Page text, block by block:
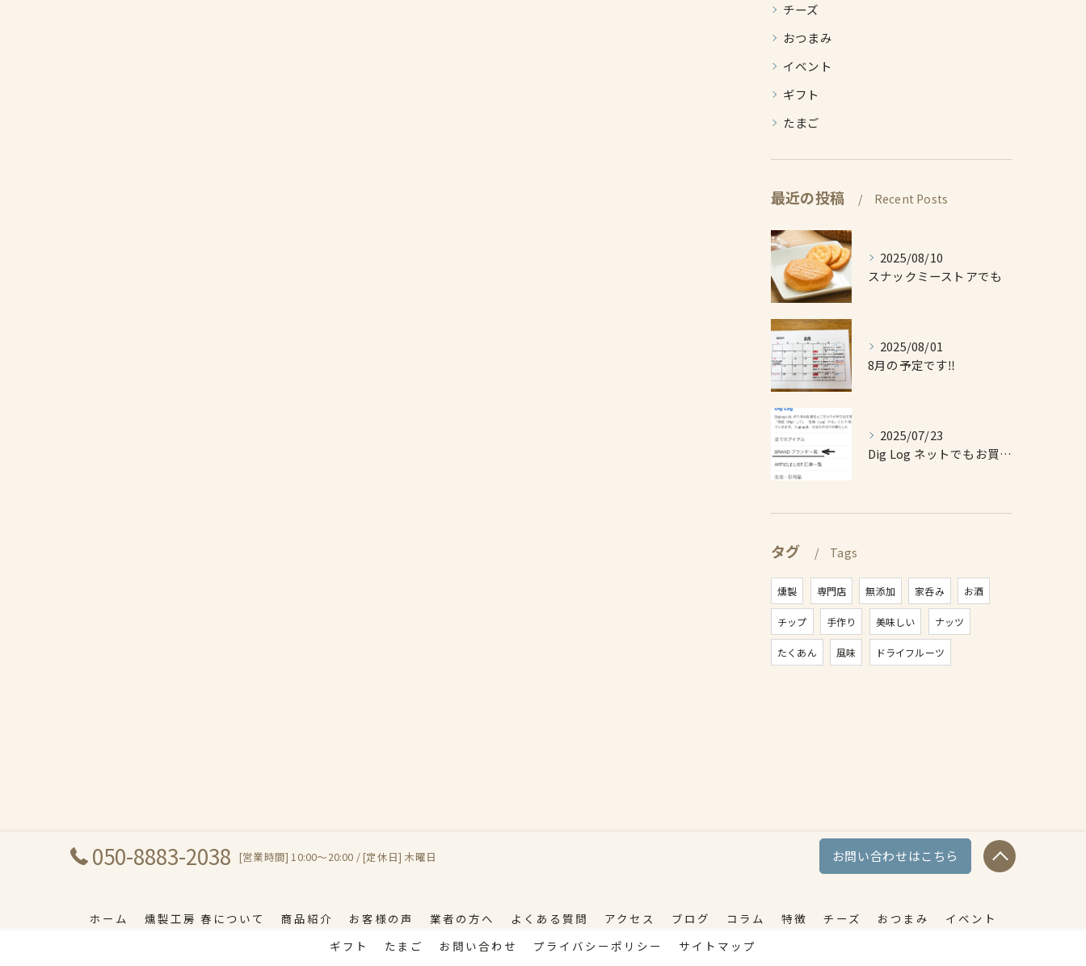
チーズ
おつまみ
イベント
ギフト
たまご
最近の投稿 Recent Posts
2025/08/10
スナックミーストアでも
2025/08/01
8月の予定です‼️
2025/07/23
Dig Log ネットでもお買い求め出来ます❗️
タグ Tags
燻製 専門店 無添加 家呑み お酒
チップ 手作り 美味しい ナッツ
たくあん 風味 ドライフルーツ
050-8883-2038 [営業時間] 10:00～20:00 / [定休日] 木曜日 お問い合わせはこちら
ホーム 燻製工房 春について 商品紹介 お客様の声 業者の方へ よくある質問 アクセス ブログ コラム 特徴 チーズ おつまみ
イベント
ギフト
たまご お問い合わせ プライバシーポリシー サイトマップ